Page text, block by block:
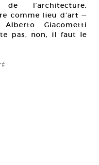
de l’architecture,
comme lieu d’art —
Giacometti
pas, non, il faut le